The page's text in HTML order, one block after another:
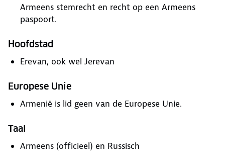
Armeens stemrecht en recht op een Armeens
paspoort.
Hoofdstad
Erevan, ook wel Jerevan
Europese Unie
Armenië is lid geen van de Europese Unie.
Taal
Armeens (officieel) en Russisch